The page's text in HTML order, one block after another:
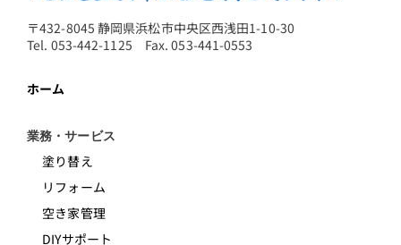
〒432-8045 静岡県浜松市中央区西浅田1-10-30
Tel. 053-442-1125 Fax. 053-441-0553
ホーム
業務・サービス
塗り替え
リフォーム
空き家管理
DIYサポート